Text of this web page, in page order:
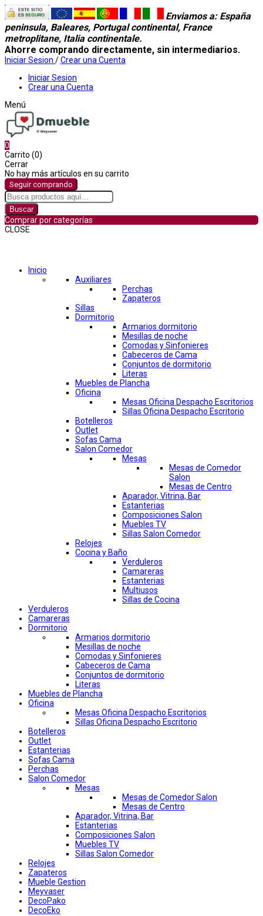
Enviamos a: España
peninsula, Baleares, Portugal continental, France
metroplitane, Italia continentale.
Ahorre comprando directamente, sin intermediarios.
Iniciar Sesion /Crear una Cuenta
Iniciar Sesion
Crear una Cuenta
Menú
0
Carrito (0)
Cerrar
No hay más artículos en su carrito
Seguir comprando
Buscar
Comprar por categorías
CLOSE
Inicio
Auxiliares
Perchas
Zapateros
Sillas
Dormitorio
Armarios dormitorio
Mesillas de noche
Comodas y Sinfonieres
Cabeceros de Cama
Conjuntos de dormitorio
Literas
Muebles de Plancha
Oficina
Mesas Oficina Despacho Escritorios
Sillas Oficina Despacho Escritorio
Botelleros
Outlet
Sofas Cama
Salon Comedor
Mesas
Mesas de Comedor
Salon
Mesas de Centro
Aparador, Vitrina, Bar
Estanterias
Composiciones Salon
Muebles TV
Sillas Salon Comedor
Relojes
Cocina y Baño
Verduleros
Camareras
Estanterias
Multiusos
Sillas de Cocina
Verduleros
Camareras
Dormitorio
Armarios dormitorio
Mesillas de noche
Comodas y Sinfonieres
Cabeceros de Cama
Conjuntos de dormitorio
Literas
Muebles de Plancha
Oficina
Mesas Oficina Despacho Escritorios
Sillas Oficina Despacho Escritorio
Botelleros
Outlet
Estanterias
Sofas Cama
Perchas
Salon Comedor
Mesas
Mesas de Comedor Salon
Mesas de Centro
Aparador, Vitrina, Bar
Estanterias
Composiciones Salon
Muebles TV
Sillas Salon Comedor
Relojes
Zapateros
Mueble Gestion
Meyvaser
DecoPako
DecoEko